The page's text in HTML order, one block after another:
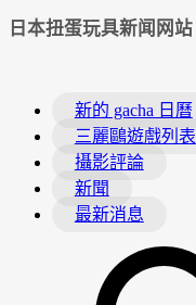
日本扭蛋玩具新闻网站
新的 gacha 日曆
三麗鷗遊戲列表
攝影評論
新聞
最新消息